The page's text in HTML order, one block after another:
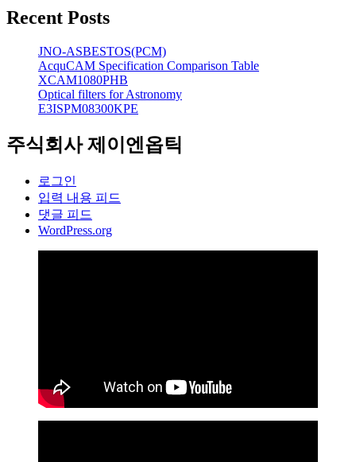
Recent Posts
JNO-ASBESTOS(PCM)
AcquCAM Specification Comparison Table
XCAM1080PHB
Optical filters for Astronomy
E3ISPM08300KPE
주식회사 제이엔옵틱
로그인
입력 내용 피드
댓글 피드
WordPress.org